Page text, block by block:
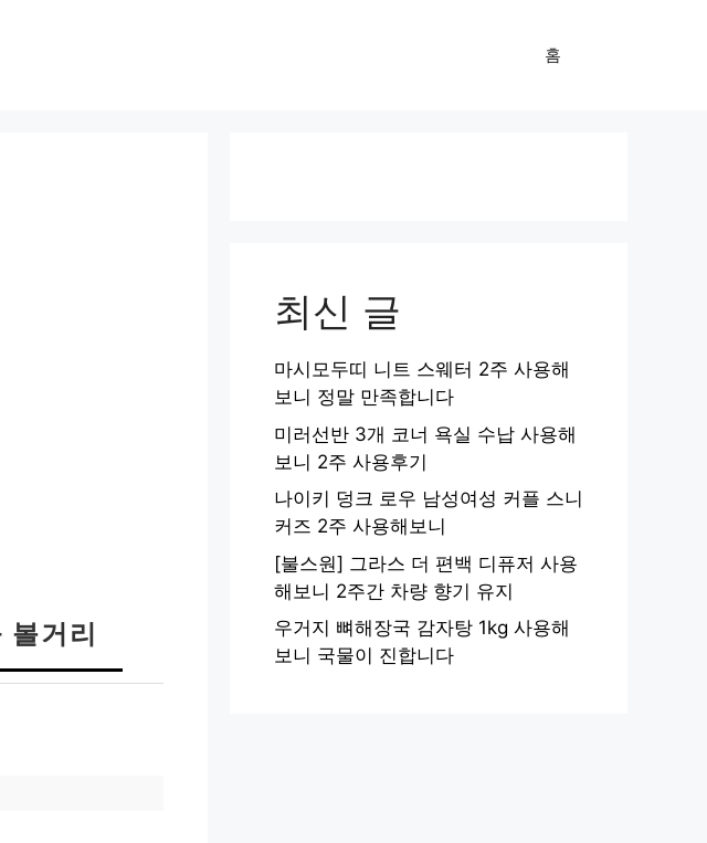
홈
거리
최신 글
마시모두띠 니트 스웨터 2주 사용해
보니 정말 만족합니다
미러선반 3개 코너 욕실 수납 사용해
보니 2주 사용후기
나이키 덩크 로우 남성여성 커플 스니
커즈 2주 사용해보니
[불스원] 그라스 더 편백 디퓨저 사용
해보니 2주간 차량 향기 유지
우거지 뼈해장국 감자탕 1kg 사용해
보니 국물이 진합니다